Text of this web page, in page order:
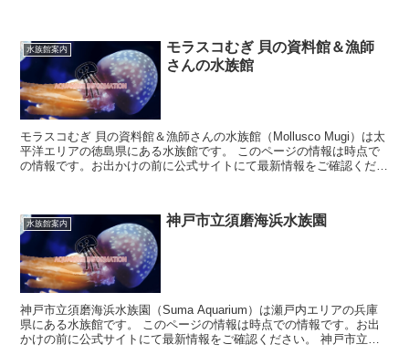
水族館案内
モラスコむぎ 貝の資料館＆漁師
さんの水族館
モラスコむぎ 貝の資料館＆漁師さんの水族館（Mollusco Mugi）は太
平洋エリアの徳島県にある水族館です。 このページの情報は時点で
の情報です。お出かけの前に公式サイトにて最新情報をご確認くださ
水族館案内 神戸市立須磨海浜水族園
神戸市立須磨海浜水族園（Suma Aquarium）は瀬戸内エリアの兵庫
県にある水族館です。 このページの情報は時点での情報です。お出
かけの前に公式サイトにて最新情報をご確認ください。 神戸市立須